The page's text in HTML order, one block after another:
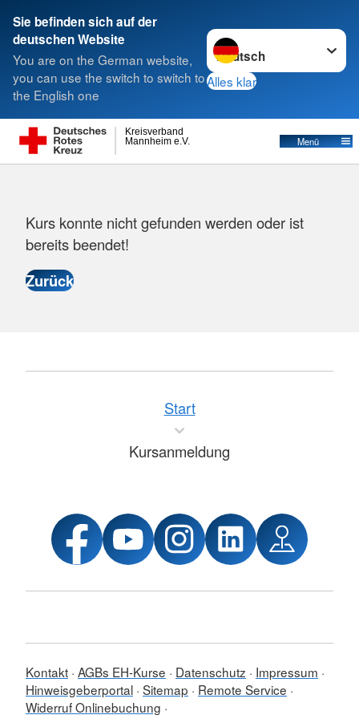
Sie befinden sich auf der
deutschen Website
You are on the German website,
you can use the switch to switch to
the English one
Sprache wechseln zu
Alles klar
Mannheim e.V.
Kreisverband
Menü
Suche
Kurs konnte nicht gefunden werden oder ist
bereits beendet!
Start
Kursanmeldung
Kontakt AGBs EH-Kurse Datenschutz
Impressum
Hinweisgeberportal Sitemap
Remote Service
Widerruf Onlinebuchung